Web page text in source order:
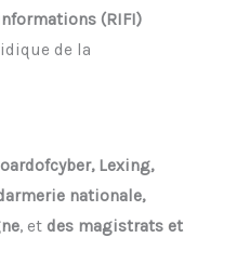
(RIFI)
de la
Lexing,
nationale,
, et des magistrats et